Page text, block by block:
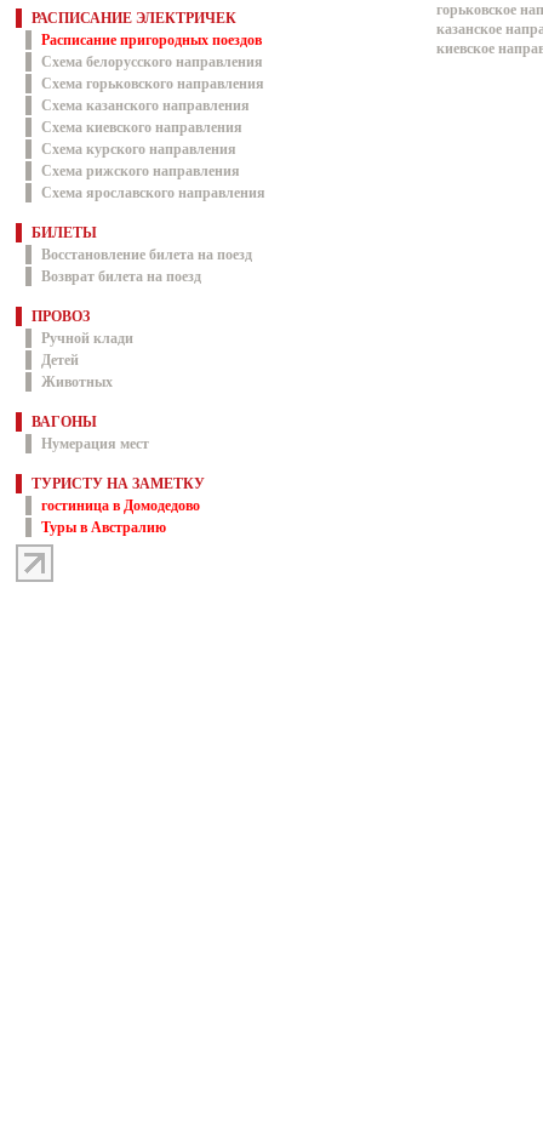
РАСПИСАНИЕ ЭЛЕКТРИЧЕК
Расписание пригородных поездов
Схема белорусского направления
Схема горьковского направления
Схема казанского направления
Схема киевского направления
Схема курского направления
Схема рижского направления
Схема ярославского направления
БИЛЕТЫ
Восстановление билета на поезд
Возврат билета на поезд
ПРОВОЗ
Ручной клади
Детей
Животных
ВАГОНЫ
Нумерация мест
ТУРИСТУ НА ЗАМЕТКУ
гостиница в Домодедово
Туры в Австралию
горьковское
казанское
киевское